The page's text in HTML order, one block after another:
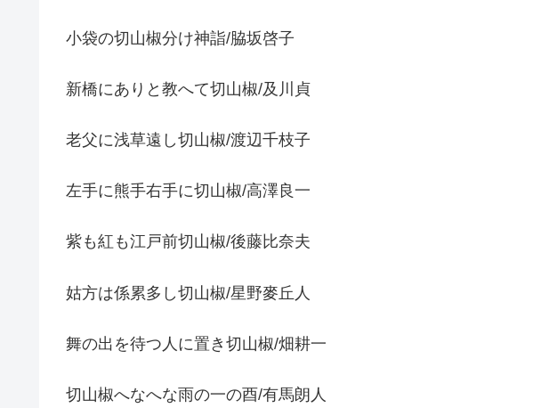
小袋の切山椒分け神詣/脇坂啓子
新橋にありと教へて切山椒/及川貞
老父に浅草遠し切山椒/渡辺千枝子
左手に熊手右手に切山椒/高澤良一
紫も紅も江戸前切山椒/後藤比奈夫
姑方は係累多し切山椒/星野麥丘人
舞の出を待つ人に置き切山椒/畑耕一
切山椒へなへな雨の一の酉/有馬朗人